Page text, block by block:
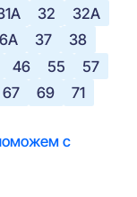
32
32А
37
38
46 55
57
67 69
71
с